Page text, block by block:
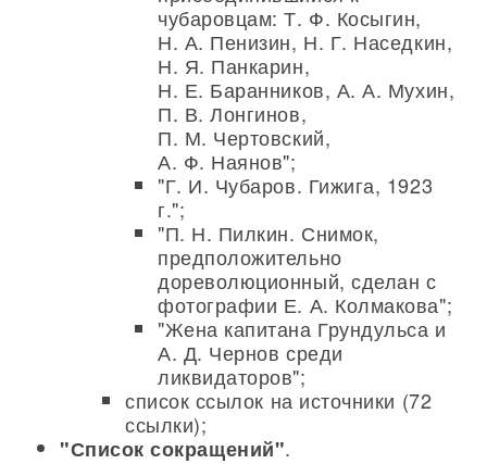
чубаровцам: Т. Ф. Косыгин,
Н. А. Пенизин, Н. Г. Наседкин,
Н. Я. Панкарин,
Н. Е. Баранников, А. А. Мухин,
П. В. Лонгинов,
П. М. Чертовский,
А. Ф. Наянов";
"Г. И. Чубаров. Гижига, 1923
г.";
"П. Н. Пилкин. Снимок,
предположительно
дореволюционный, сделан с
фотографии Е. А. Колмакова";
"Жена капитана Грундульса и
А. Д. Чернов среди
ликвидаторов";
список ссылок на источники (72
ссылки);
"Список сокращений".